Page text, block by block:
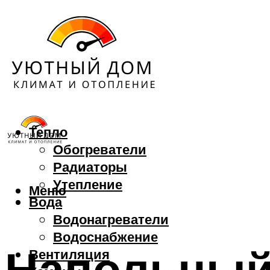
Тепло
Обогреватели
Радиаторы
Утепление
Вода
Водонагреватели
Водоснабжение
Вентиляция
Меню